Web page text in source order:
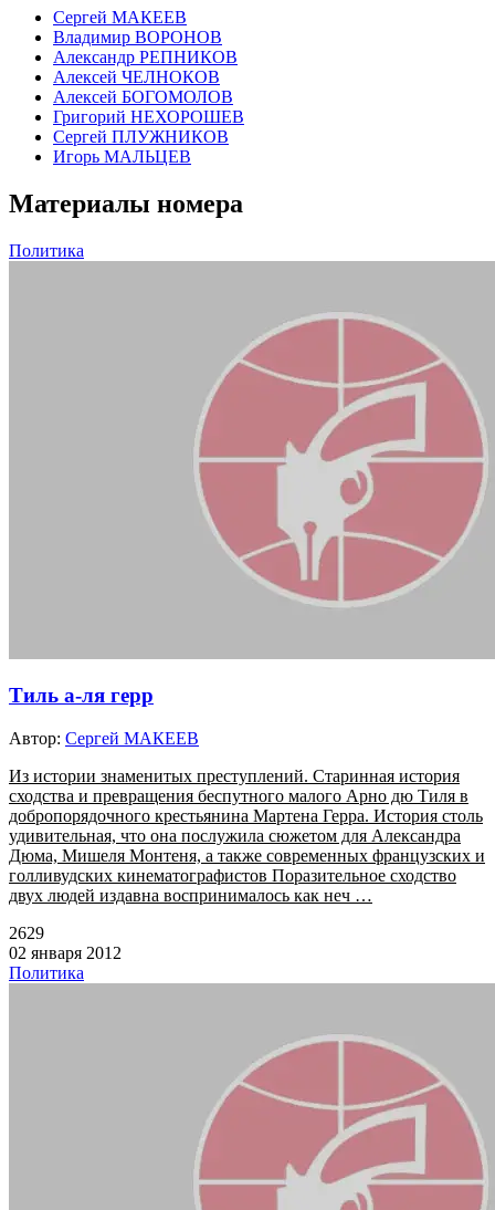
Сергей МАКЕЕВ
Владимир ВОРОНОВ
Александр РЕПНИКОВ
Алексей ЧЕЛНОКОВ
Алексей БОГОМОЛОВ
Григорий НЕХОРОШЕВ
Сергей ПЛУЖНИКОВ
Игорь МАЛЬЦЕВ
Материалы номера
Политика
Тиль а-ля герр
Автор: Сергей МАКЕЕВ
Из истории знаменитых преступлений. Старинная история
сходства и превращения беспутного малого Арно дю Тиля в
добропорядочного крестьянина Мартена Герра. История столь
удивительная, что она послужила сюжетом для Александра
Дюма, Мишеля Монтеня, а также современных французских и
голливудских кинематографистов Поразительное сходство
двух людей издавна воспринималось как неч …
2629
02 января 2012
Политика